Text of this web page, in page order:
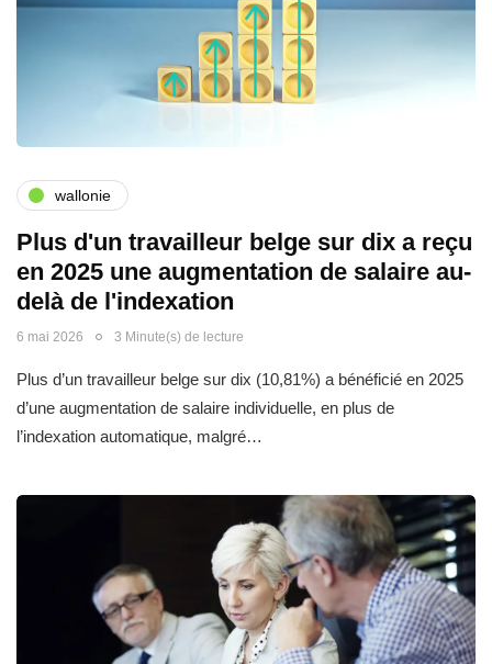
wallonie
Plus d'un travailleur belge sur dix a reçu
en 2025 une augmentation de salaire au-
delà de l'indexation
6 mai 2026 3 Minute(s) de lecture
Plus d’un travailleur belge sur dix (10,81%) a bénéficié en 2025
d’une augmentation de salaire individuelle, en plus de
l’indexation automatique, malgré…